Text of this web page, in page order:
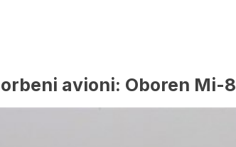
avioni: Oboren Mi-8